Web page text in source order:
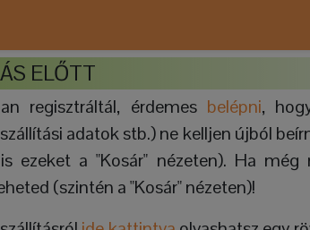
ELŐTT
regisztráltál, érdemes belépni,
adatok stb.) ne kelljen újból
ezeket a "Kosár" nézeten). Ha
(szintén a "Kosár" nézeten)!